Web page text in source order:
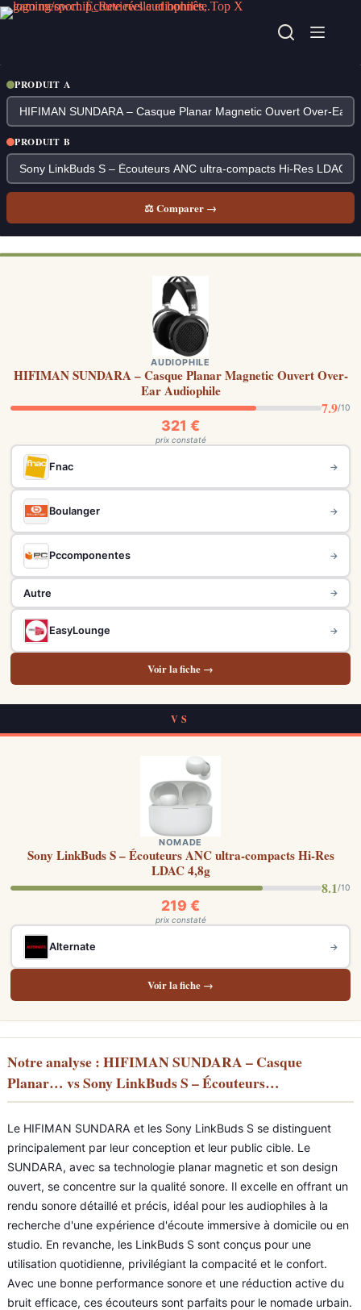
Passer
au
PRODUIT A
PRODUIT B
⚖ Comparer →
AUDIOPHILE
HIFIMAN SUNDARA – Casque Planar Magnetic Ouvert Over-
Ear Audiophile
7.9/10
321 €
prix constaté
Fnac →
Boulanger →
Pccomponentes →
Autre →
EasyLounge →
Voir la fiche →
VS
NOMADE
Sony LinkBuds S – Écouteurs ANC ultra-compacts Hi-Res
LDAC 4,8g
8.1/10
219 €
prix constaté
Alternate →
Voir la fiche →
Notre analyse : HIFIMAN SUNDARA – Casque
Planar… vs Sony LinkBuds S – Écouteurs…
Le HIFIMAN SUNDARA et les Sony LinkBuds S se distinguent
principalement par leur conception et leur public cible. Le
SUNDARA, avec sa technologie planar magnetic et son design
ouvert, se concentre sur la qualité sonore. Il excelle en offrant un
rendu sonore détaillé et précis, idéal pour les audiophiles à la
recherche d'une expérience d'écoute immersive à domicile ou en
studio. En revanche, les LinkBuds S sont conçus pour une
utilisation quotidienne, privilégiant la compacité et le confort.
Avec une bonne performance sonore et une réduction active du
bruit efficace, ces écouteurs sont parfaits pour le nomade urbain.